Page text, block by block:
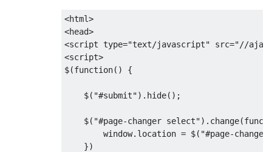
<html>
<head>
<script type="text/javascript" src="//
<script>
$(function() {
    $
( "#submit"). hide();
    $
( "#page-changer select"). change(
        window
. location = $( "#page-
})